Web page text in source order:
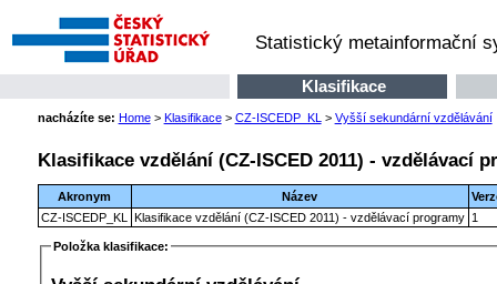
Statistický metainformační
Klasifikace
nacházíte se: Home> Klasifikace> CZ-ISCEDP_KL > Vyšší sekundární vzdělávání
Klasifikace vzdělání (CZ-ISCED 2011) - vzdělávací
Akronym Název
CZ-ISCEDP_KL
Klasifikace vzdělání (CZ-ISCED 2011) - vzdělávací programy 1
Položka klasifikace: